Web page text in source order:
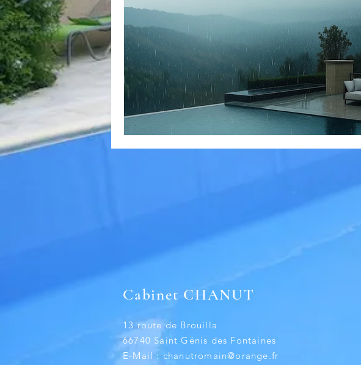
Cabinet CHANUT
13 route de Brouilla
66740 Saint Génis des Fontaines
E-Mail : chanutromain@orange.fr